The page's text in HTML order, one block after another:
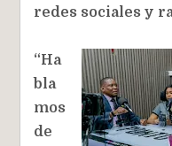
redes sociales y
“Ha
bla
mos
de